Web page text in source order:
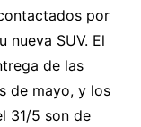
por
nueva SUV. El
de las
de mayo, y los
31/5 son de